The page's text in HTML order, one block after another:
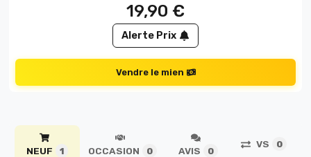
19,90 €
Alerte Prix
Vendre le mien
NEUF 1 OCCASION 0 AVIS 0
VS 0